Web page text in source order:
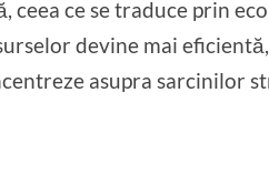
ceea ce se traduce prin
devine mai
asupra sarcinilor